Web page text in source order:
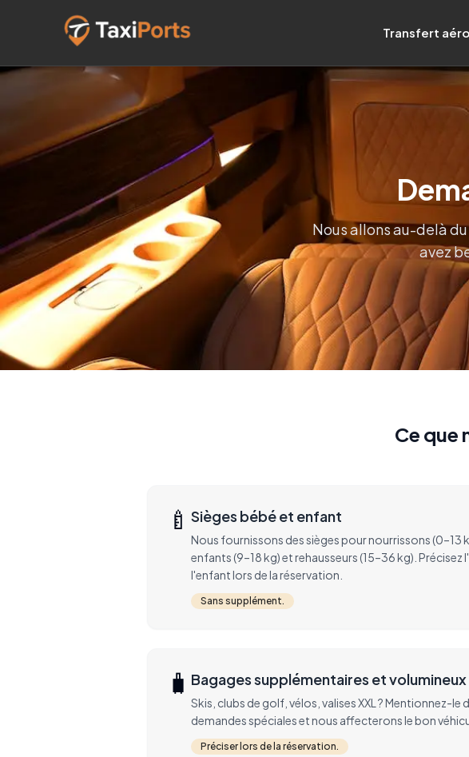
Transfert
Nous allons au-delà
avez
Ce que
🍼 Sièges bébé et enfant
Nous fournissons des sièges pour nourrissons (0–13
enfants (9–18 kg) et rehausseurs (15–36 kg). Précisez
l'enfant lors de la réservation.
Sans supplément.
🧳 Bagages supplémentaires et volumineux
Skis, clubs de golf, vélos, valises XXL ? Mentionnez-le
demandes spéciales et nous affecterons le bon
Préciser lors de la réservation.